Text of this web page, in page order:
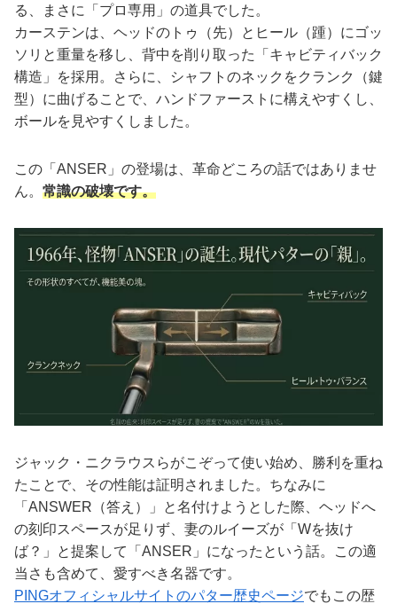
る、まさに「プロ専用」の道具でした。
カーステンは、ヘッドのトゥ（先）とヒール（踵）にゴッ
ソリと重量を移し、背中を削り取った「キャビティバック
構造」を採用。さらに、シャフトのネックをクランク（鍵
型）に曲げることで、ハンドファーストに構えやすくし、
ボールを見やすくしました。
この「ANSER」の登場は、革命どころの話ではありませ
ん。 常識の破壊です。
ジャック・ニクラウスらがこぞって使い始め、勝利を重ね
たことで、その性能は証明されました。ちなみに
「ANSWER（答え）」と名付けようとした際、ヘッドへ
の刻印スペースが足りず、妻のルイーズが「Wを抜け
ば？」と提案して「ANSER」になったという話。この適
当さも含めて、愛すべき名器です。
PINGオフィシャルサイトのパター歴史ページでもこの歴